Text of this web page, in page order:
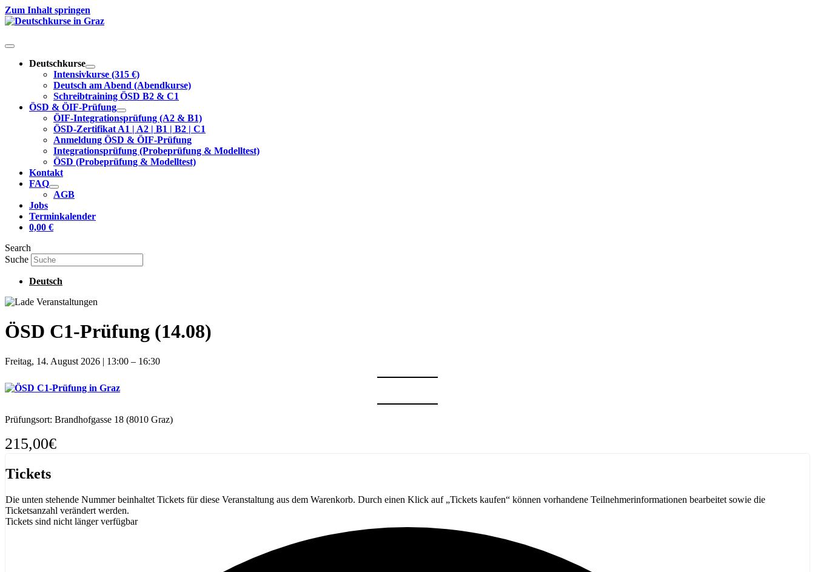
Zum Inhalt springen
Deutschkurse
Intensivkurse (315 €)
Deutsch am Abend (Abendkurse)
Schreibtraining ÖSD B2 & C1
ÖSD & ÖIF-Prüfung
ÖIF-Integrationsprüfung (A2 & B1)
ÖSD-Zertifikat A1 | A2 | B1 | B2 | C1
Anmeldung ÖSD & ÖIF-Prüfung
Integrationsprüfung (Probeprüfung & Modelltest)
ÖSD (Probeprüfung & Modelltest)
Kontakt
FAQ
AGB
Jobs
Terminkalender
0,00 €
Search
Suche
Deutsch
ÖSD C1-Prüfung (14.08)
Freitag, 14. August 2026 | 13:00 – 16:30
Prüfungsort: Brandhofgasse 18 (8010 Graz)
215,00€
Tickets
Die unten stehende Nummer beinhaltet Tickets für diese Veranstaltung aus dem Warenkorb. Durch einen Klick auf „Tickets kaufen“ können vorhandene Teilnehmerinformationen bearbeitet sowie die
Ticketsanzahl verändert werden.
Tickets sind nicht länger verfügbar